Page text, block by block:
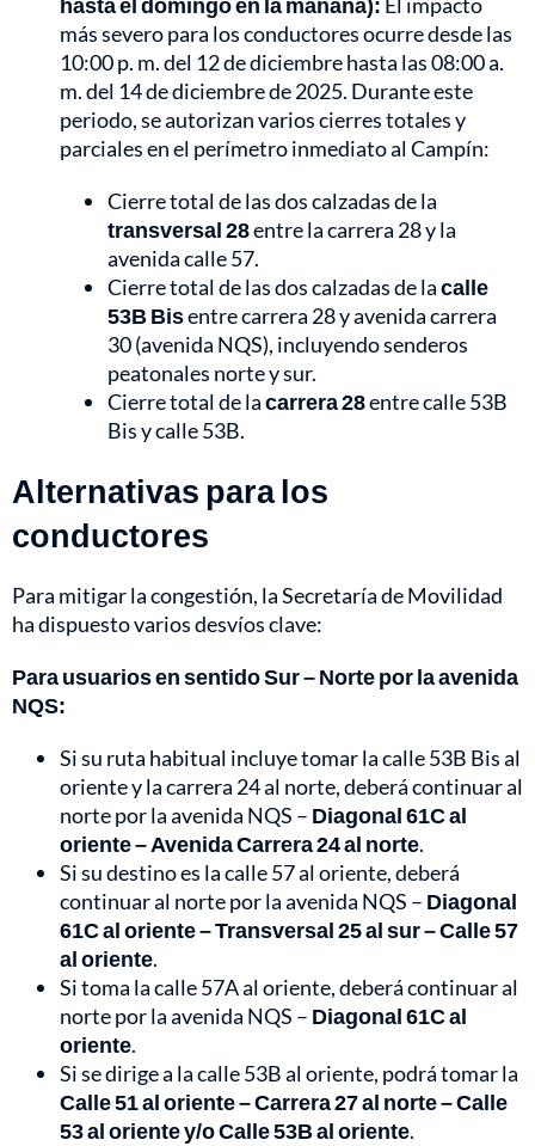
más severo para los conductores ocurre desde las
10:00 p. m. del 12 de diciembre hasta las 08:00 a.
m. del 14 de diciembre de 2025. Durante este
periodo, se autorizan varios cierres totales y
parciales en el perímetro inmediato al Campín:
Cierre total de las dos calzadas de la
transversal 28entre la carrera 28 y la
avenida calle 57.
Cierre total de las dos calzadas de lacalle
53B Bisentre carrera 28 y avenida carrera
30 (avenida NQS), incluyendo senderos
peatonales norte y sur.
Cierre total de lacarrera 28entre calle 53B
Bis y calle 53B.
Alternativas para los
conductores
Para mitigar la congestión, la Secretaría de Movilidad
ha dispuesto varios desvíos clave:
Para usuarios en sentido Sur – Norte por la avenida
NQS:
Si su ruta habitual incluye tomar la calle 53B Bis al
oriente y la carrera 24 al norte, deberá continuar al
norte por la avenida NQS – Diagonal 61C al
oriente – Avenida Carrera 24 al norte.
Si su destino es la calle 57 al oriente, deberá
continuar al norte por la avenida NQS – Diagonal
61C al oriente – Transversal 25 al sur – Calle 57
al oriente.
Si toma la calle 57A al oriente, deberá continuar al
norte por la avenida NQS – Diagonal 61C al
oriente.
Si se dirige a la calle 53B al oriente, podrá tomar la
Calle 51 al oriente – Carrera 27 al norte – Calle
53 al oriente y/o Calle 53B al oriente.